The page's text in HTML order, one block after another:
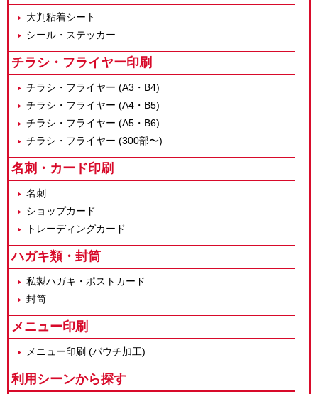
大判粘着シート
シール・ステッカー
チラシ・フライヤー印刷
チラシ・フライヤー (A3・B4)
チラシ・フライヤー (A4・B5)
チラシ・フライヤー (A5・B6)
チラシ・フライヤー (300部〜)
名刺・カード印刷
名刺
ショップカード
トレーディングカード
ハガキ類・封筒
私製ハガキ・ポストカード
封筒
メニュー印刷
メニュー印刷 (パウチ加工)
利用シーンから探す